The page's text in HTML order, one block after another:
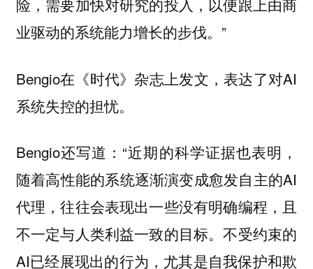
业驱动的系统能力增长的步伐。”
Bengio在《时代》杂志上发文，表达了对AI
系统失控的担忧。
Bengio还写道：“近期的科学证据也表明，
随着高性能的系统逐渐演变成愈发自主的AI
代理，往往会表现出一些没有明确编程，且
不一定与人类利益一致的目标。不受约束的
AI已经展现出的行为，尤其是自我保护和欺